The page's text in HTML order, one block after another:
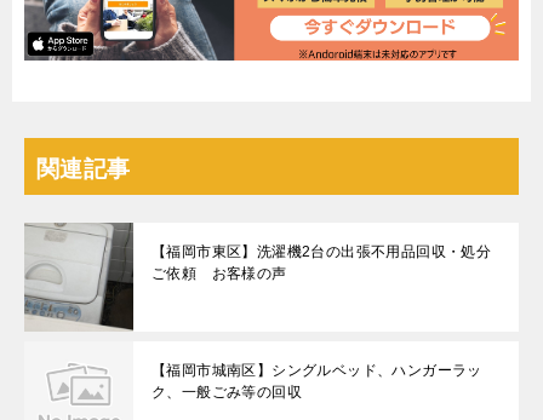
関連記事
【福岡市東区】洗濯機2台の出張不用品回収・処分
ご依頼 お客様の声
【福岡市城南区】シングルベッド、ハンガーラッ
ク、一般ごみ等の回収